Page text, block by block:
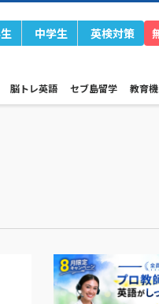
中学生 英検対策
脳トレ英語 セブ島留学 教育